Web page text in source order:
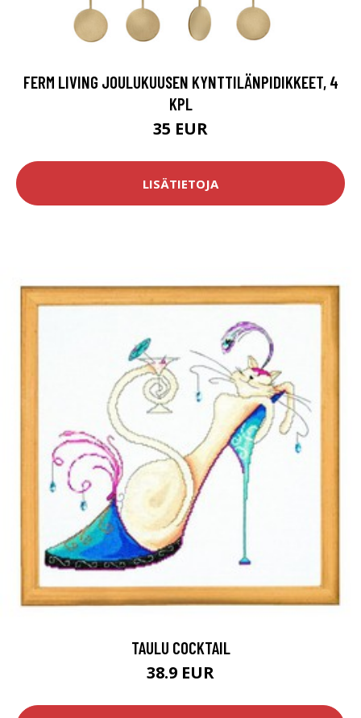
FERM LIVING JOULUKUUSEN KYNTTILÄNPIDIKKEET, 4
KPL
35 EUR
LISÄTIETOJA
TAULU COCKTAIL
38.9 EUR